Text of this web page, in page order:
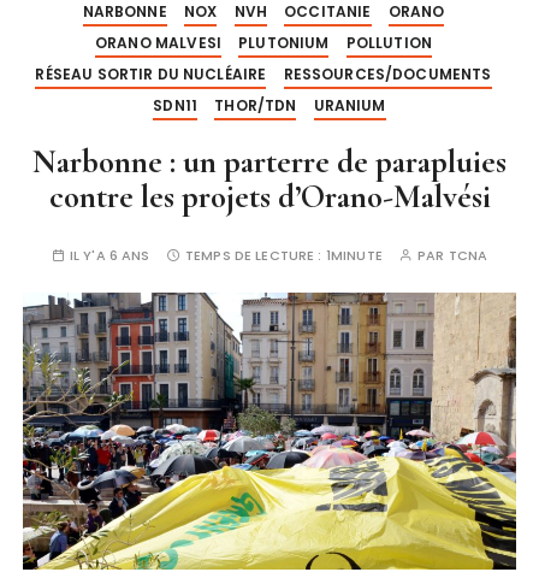
NARBONNE
NOX NVH OCCITANIE
ORANO
ORANO MALVESI
PLUTONIUM
POLLUTION
RÉSEAU SORTIR DU NUCLÉAIRE
RESSOURCES/DOCUMENTS
SDN11
THOR/TDN URANIUM
Narbonne : un parterre de parapluies
contre les projets d’Orano-Malvési
IL Y'A 6 ANS TEMPS DE LECTURE : 1MINUTE PAR TCNA